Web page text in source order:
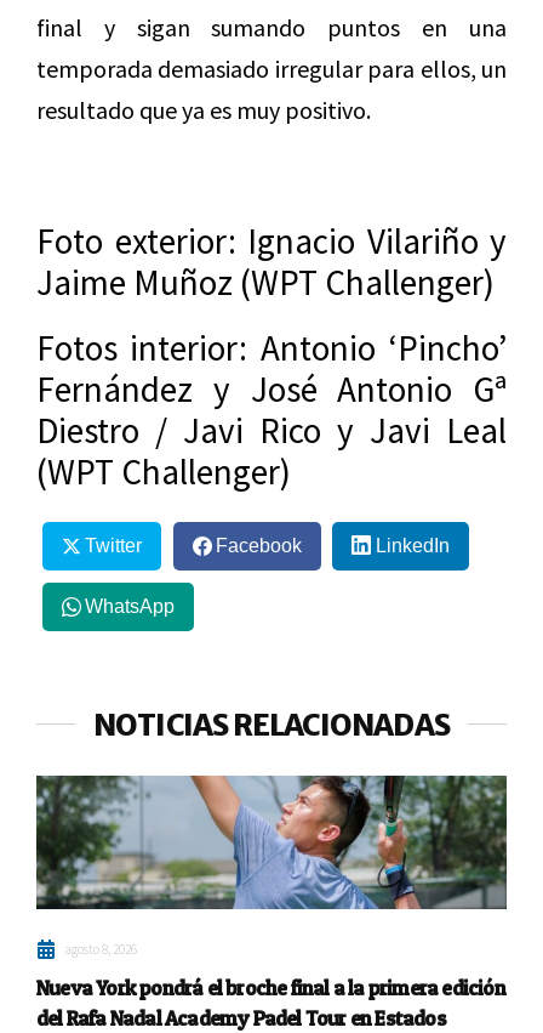
final y sigan sumando puntos en una
temporada demasiado irregular para ellos, un
resultado que ya es muy positivo.
Foto exterior: Ignacio Vilariño y
Jaime Muñoz (WPT Challenger)
Fotos interior: Antonio ‘Pincho’
Fernández y José Antonio Gª
Diestro / Javi Rico y Javi Leal
(WPT Challenger)
Twitter Facebook LinkedIn
WhatsApp
NOTICIAS RELACIONADAS
agosto 8, 2026
Nueva York pondrá el broche final a la primera edición
del Rafa Nadal Academy Padel Tour en Estados